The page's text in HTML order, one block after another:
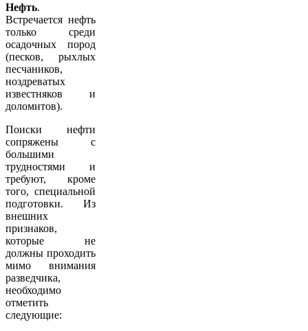
Нефть.
Встречается нефть
только среди
осадочных пород
(песков, рыхлых
песчаников,
ноздреватых
известняков и
доломитов).
Поиски нефти
сопряжены с
большими
трудностями и
требуют, кроме
того, специальной
подготовки. Из
внешних
признаков,
которые не
должны проходить
мимо внимания
разведчика,
необходимо
отметить
следующие: